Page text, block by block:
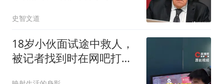
史智文道
18岁小伙面试途中救人，
被记者找到时在网吧打三